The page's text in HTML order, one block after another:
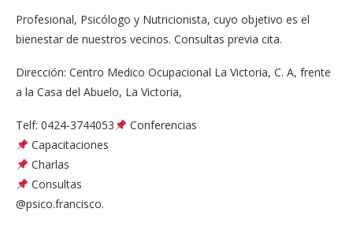
Profesional, Psicólogo y Nutricionista, cuyo objetivo es el
bienestar de nuestros vecinos. Consultas previa cita.
Dirección: Centro Medico Ocupacional La Victoria, C. A, frente
a la Casa del Abuelo, La Victoria,
Telf: 0424-3744053
Conferencias
Capacitaciones
Charlas
Consultas
@psico.francisco.